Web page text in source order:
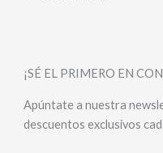
¡SÉ EL PRIMERO EN
Apúntate a nuestra
descuentos exclusivos